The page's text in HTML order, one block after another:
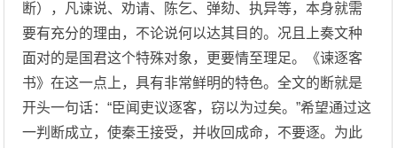
断），凡谏说、劝请、陈乞、弹劾、执异等，本身就需
要有充分的理由，不论说何以达其目的。况且上奏文种
面对的是国君这个特殊对象，更要情至理足。《谏逐客
书》在这一点上，具有非常鲜明的特色。全文的断就是
开头一句话：“臣闻吏议逐客，窃以为过矣。”希望通过这
一判断成立，使秦王接受，并收回成命，不要逐。为此